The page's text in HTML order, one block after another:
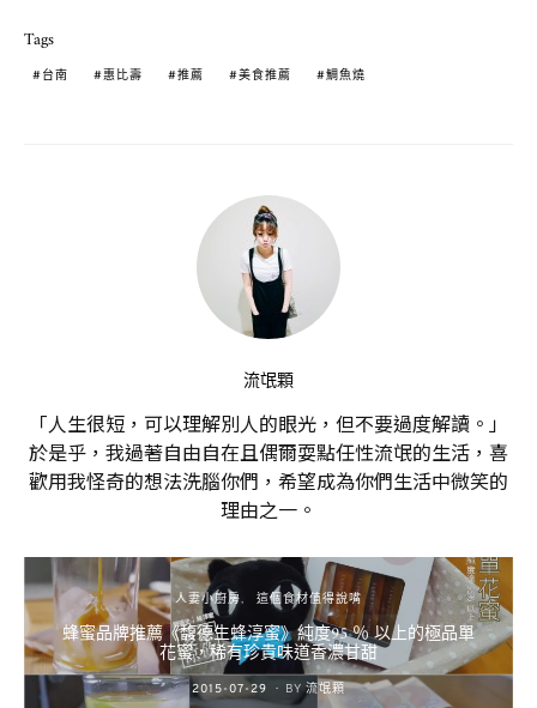
Tags
台南 惠比壽 推薦 美食推薦 鯛魚燒
流氓顆
「人生很短，可以理解別人的眼光，但不要過度解讀。」
於是乎，我過著自由自在且偶爾耍點任性流氓的生活，喜
歡用我怪奇的想法洗腦你們，希望成為你們生活中微笑的
理由之一。
人妻小廚房 這個食材值得說嘴
蜂蜜品牌推薦《馥德生蜂淳蜜》純度95 ％ 以上的極品單
花蜜，稀有珍貴味道香濃甘甜
POSTED
2015-07-29 BY 流氓顆